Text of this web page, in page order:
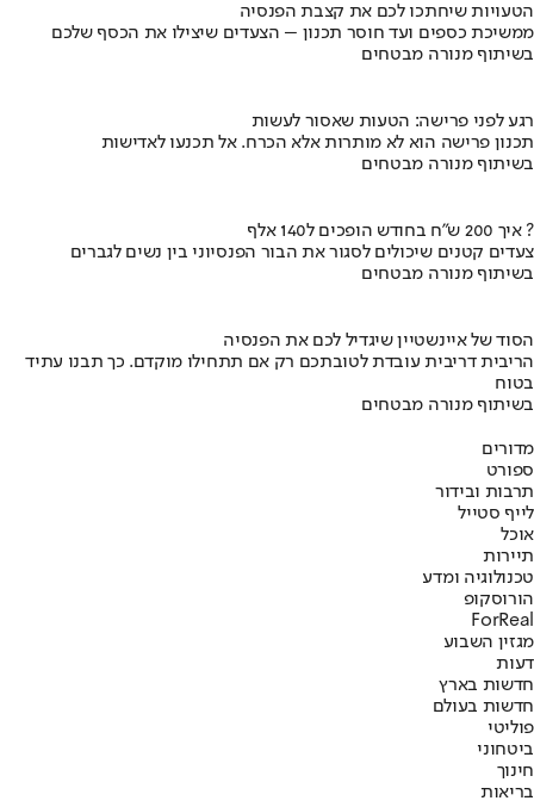
הטעויות שיחתכו לכם את קצבת הפנסיה
ממשיכת כספים ועד חוסר תכנון – הצעדים שיצילו את הכסף שלכם
בשיתוף מנורה מבטחים
רגע לפני פרישה: הטעות שאסור לעשות
תכנון פרישה הוא לא מותרות אלא הכרח. אל תכנעו לאדישות
בשיתוף מנורה מבטחים
איך 200 ש"ח בחודש הופכים ל140 אלף ?
צעדים קטנים שיכולים לסגור את הבור הפנסיוני בין נשים לגברים
בשיתוף מנורה מבטחים
הסוד של איינשטיין שיגדיל לכם את הפנסיה
הריבית דריבית עובדת לטובתכם רק אם תתחילו מוקדם. כך תבנו עתיד
בטוח
בשיתוף מנורה מבטחים
מדורים
ספורט
תרבות ובידור
לייף סטייל
אוכל
תיירות
טכנולוגיה ומדע
הורוסקופ
ForReal
מגזין השבוע
דעות
חדשות בארץ
חדשות בעולם
פוליטי
ביטחוני
חינוך
בריאות